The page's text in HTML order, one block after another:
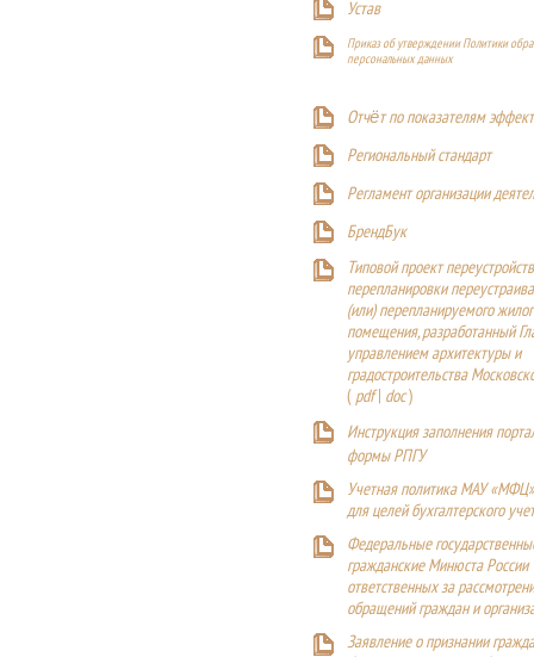
Устав
Приказ об утверждении Политики
персональных данных
Отчёт по показателям
Региональный стандарт
Регламент организации
БрендБук
Типовой проект
перепланировки
(или) перепланируемого
помещения, разработанный
управлением архитектуры и
градостроительства
(pdf| doc)
Инструкция заполнения
формы РПГУ
Учетная политика МАУ
для целей бухгалтерского
Федеральные
гражданские Минюста России
ответственных за
обращений граждан и
Заявление о признании